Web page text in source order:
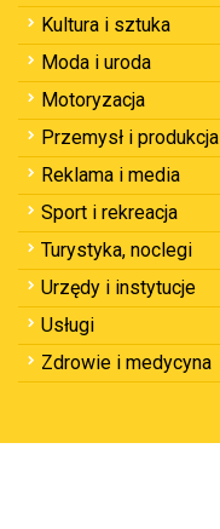
Kultura i sztuka
Moda i uroda
Motoryzacja
Przemysł i produkcja
Reklama i media
Sport i rekreacja
Turystyka, noclegi
Urzędy i instytucje
Usługi
Zdrowie i medycyna